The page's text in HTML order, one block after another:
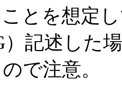
とを想定
）記述した
で注意。